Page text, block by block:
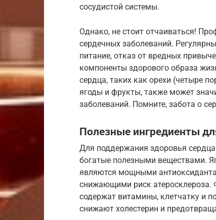
сосудистой системы.
Однако, не стоит отчаиваться!
сердечных заболеваний.
питание, отказ от вредных
компоненты здорового образа
сердца, таких как орехи (четыре
ягоды и фрукты, также может
заболеваний. Помните, забота о
Полезные ингредиенты
Для поддержания здоровья
богатые полезными веществами.
являются мощными
снижающими риск атеросклероза.
содержат витамины, клетчатку и
снижают холестерин и